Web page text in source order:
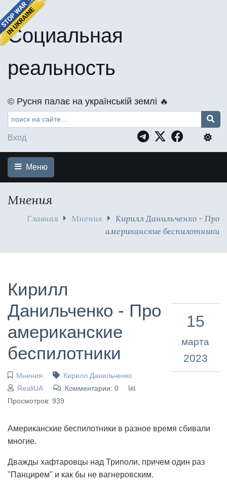
Социальная
реальность
©️ Русня палає на українській землі 🔥
Вход
Меню
Мнения
Главная Мнения
Кирилл Данильченко - Про
американские беспилотники
Кирилл
Данильченко - Про
американские
беспилотники
Мнения
Кирилл Данильченко
RealiUA
Комментарии: 0
Просмотров: 939
15
марта
2023
Американские беспилотники в разное время сбивали
многие.
Дважды хафтаровцы над Триполи, причем один раз
"Панцирем" и как бы не вагнеровским.